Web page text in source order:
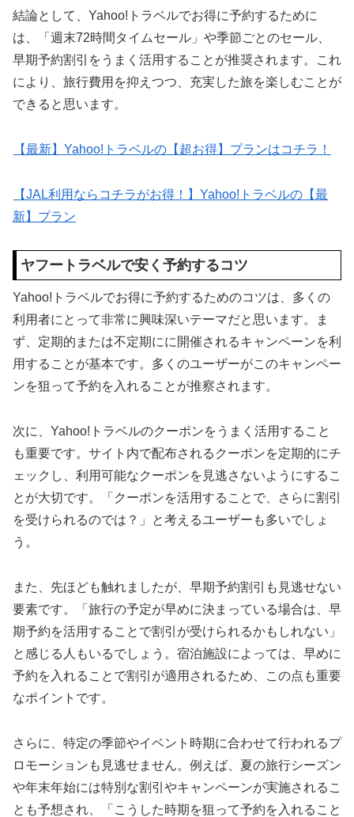
結論として、Yahoo!トラベルでお得に予約するために
は、「週末72時間タイムセール」や季節ごとのセール、
早期予約割引をうまく活用することが推奨されます。これ
により、旅行費用を抑えつつ、充実した旅を楽しむことが
できると思います。
【最新】Yahoo!トラベルの【超お得】プランはコチラ！
【JAL利用ならコチラがお得！】Yahoo!トラベルの【最
新】プラン
ヤフートラベルで安く予約するコツ
Yahoo!トラベルでお得に予約するためのコツは、多くの
利用者にとって非常に興味深いテーマだと思います。ま
ず、定期的または不定期にに開催されるキャンペーンを利
用することが基本です。多くのユーザーがこのキャンペー
ンを狙って予約を入れることが推察されます。
次に、Yahoo!トラベルのクーポンをうまく活用すること
も重要です。サイト内で配布されるクーポンを定期的にチ
ェックし、利用可能なクーポンを見逃さないようにするこ
とが大切です。「クーポンを活用することで、さらに割引
を受けられるのでは？」と考えるユーザーも多いでしょ
う。
また、先ほども触れましたが、早期予約割引も見逃せない
要素です。「旅行の予定が早めに決まっている場合は、早
期予約を活用することで割引が受けられるかもしれない」
と感じる人もいるでしょう。宿泊施設によっては、早めに
予約を入れることで割引が適用されるため、この点も重要
なポイントです。
さらに、特定の季節やイベント時期に合わせて行われるプ
ロモーションも見逃せません。例えば、夏の旅行シーズン
や年末年始には特別な割引やキャンペーンが実施されるこ
とも予想され、「こうした時期を狙って予約を入れること